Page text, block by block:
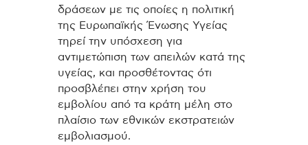
δράσεων με τις οποίες η πολιτική
της Ευρωπαϊκής Ένωσης Υγείας
τηρεί την υπόσχεση για
αντιμετώπιση των απειλών κατά της
υγείας, και προσθέτοντας ότι
προσβλέπει στην χρήση του
εμβολίου από τα κράτη μέλη στο
πλαίσιο των εθνικών εκστρατειών
εμβολιασμού.